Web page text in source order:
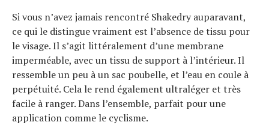
Si vous n’avez jamais rencontré Shakedry auparavant,
ce qui le distingue vraiment est l’absence de tissu pour
le visage. Il s’agit littéralement d’une membrane
imperméable, avec un tissu de support à l’intérieur. Il
ressemble un peu à un sac poubelle, et l’eau en coule à
perpétuité. Cela le rend également ultraléger et très
facile à ranger. Dans l’ensemble, parfait pour une
application comme le cyclisme.